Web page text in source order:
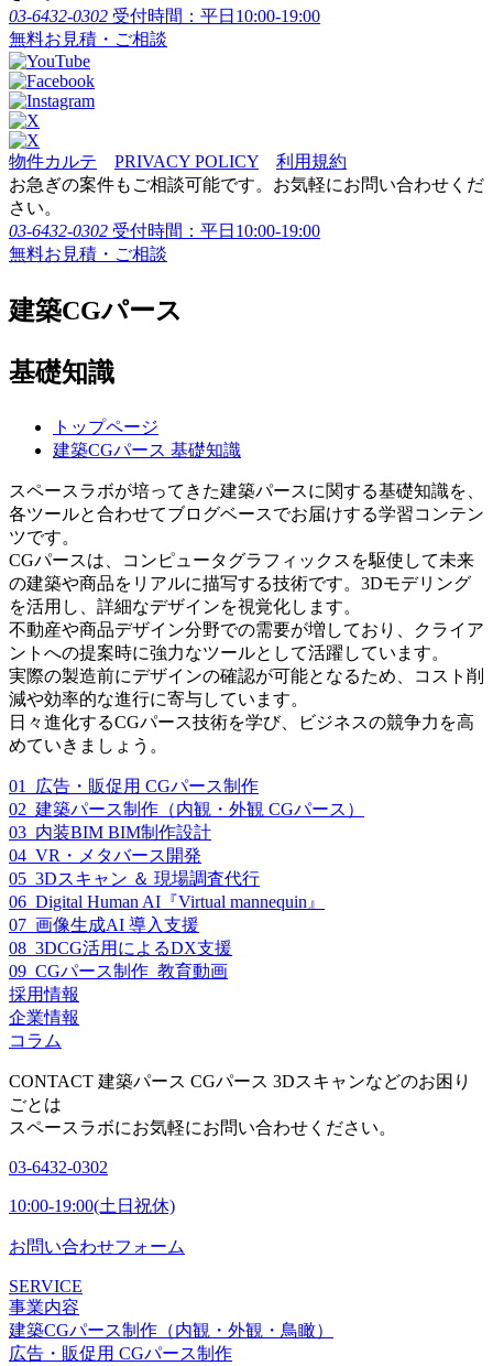
03-6432-0302 受付時間：平日10:00-19:00
無料お見積・ご相談
物件カルテ PRIVACY POLICY
利用規約
お急ぎの案件もご相談可能です。お気軽にお問い合わせくだ
さい。
03-6432-0302 受付時間：平日10:00-19:00
無料お見積・ご相談
建築CGパース
基礎知識
トップページ
建築CGパース 基礎知識
スペースラボが培ってきた建築パースに関する基礎知識を、
各ツールと合わせてブログベースでお届けする学習コンテン
ツです。
CGパースは、コンピュータグラフィックスを駆使して未来
の建築や商品をリアルに描写する技術です。3Dモデリング
を活用し、詳細なデザインを視覚化します。
不動産や商品デザイン分野での需要が増しており、クライア
ントへの提案時に強力なツールとして活躍しています。
実際の製造前にデザインの確認が可能となるため、コスト削
減や効率的な進行に寄与しています。
日々進化するCGパース技術を学び、ビジネスの競争力を高
めていきましょう。
01_広告・販促用 CGパース制作
02_建築パース制作（内観・外観 CGパース）
03_内装BIM BIM制作設計
04_VR・メタバース開発
05_3Dスキャン ＆ 現場調査代行
06_Digital Human AI『Virtual mannequin』
07_画像生成AI 導入支援
08_3DCG活用によるDX支援
09_CGパース制作_教育動画
採用情報
企業情報
コラム
CONTACT 建築パース CGパース 3Dスキャンなどのお困り
ごとは
スペースラボにお気軽にお問い合わせください。
03-6432-0302
10:00-19:00(土日祝休)
お問い合わせフォーム
SERVICE
事業内容
建築CGパース制作（内観・外観・鳥瞰）
広告・販促用 CGパース制作